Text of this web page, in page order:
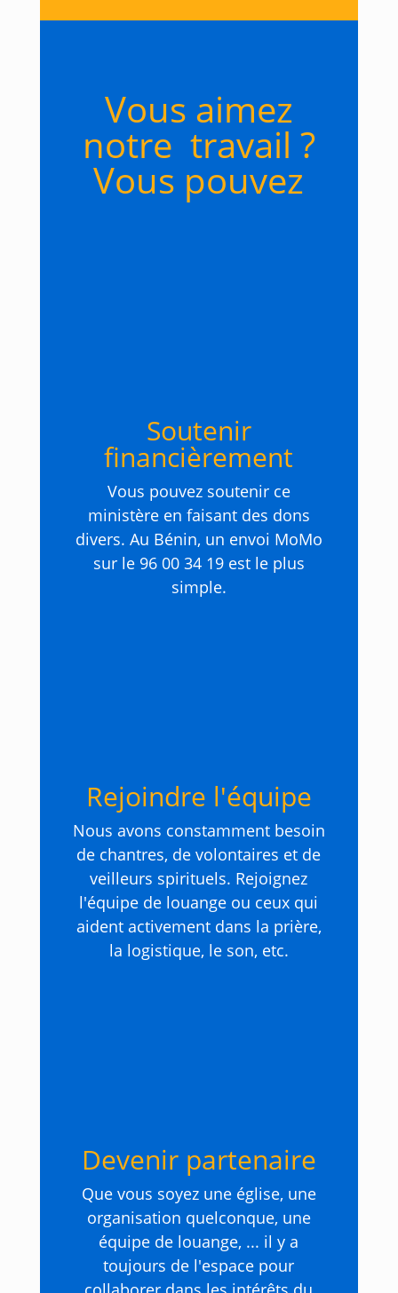
Vous aimez
notre travail ?
Vous pouvez
Soutenir
financièrement
Vous pouvez soutenir ce
ministère en faisant des dons
divers. Au Bénin, un envoi MoMo
sur le 96 00 34 19 est le plus
simple.
Rejoindre l'équipe
Nous avons constamment besoin
de chantres, de volontaires et de
veilleurs spirituels. Rejoignez
l'équipe de louange ou ceux qui
aident activement dans la prière,
la logistique, le son, etc.
Devenir partenaire
Que vous soyez une église, une
organisation quelconque, une
équipe de louange, ... il y a
toujours de l'espace pour